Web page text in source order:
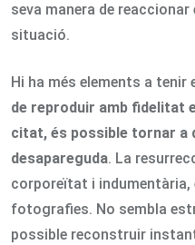
seva manera de
situació.
Hi ha més elements a tenir
de reproduir amb fidelitat
citat, és possible tornar a
desapareguda. La
corporeïtat i
fotografies. No sembla
possible reconstruir